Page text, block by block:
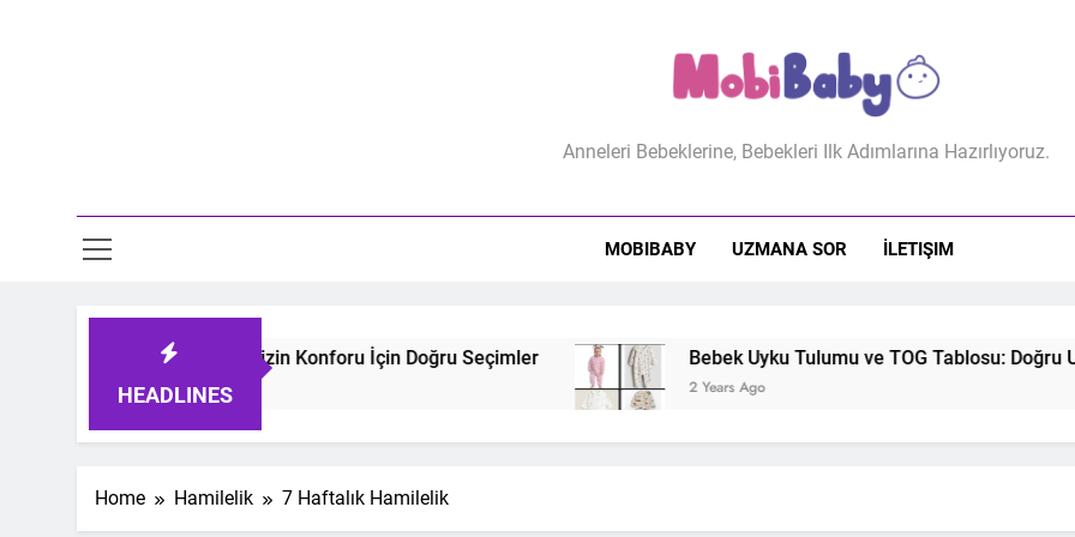
MobiBaby
Anneleri Bebeklerine, Bebekleri Ilk Adımlarına Hazırlıyoruz.
MOBIBABY UZMANA SOR İLETIŞIM
HEADLINES
Tulumları: Bebeğinizin Konforu İçin Doğru Seçimler Bebek Uyku Tulumu ve TOG Tablosu: Doğru Uyku
2 Years Ago
Home Hamilelik 7 Haftalık Hamilelik